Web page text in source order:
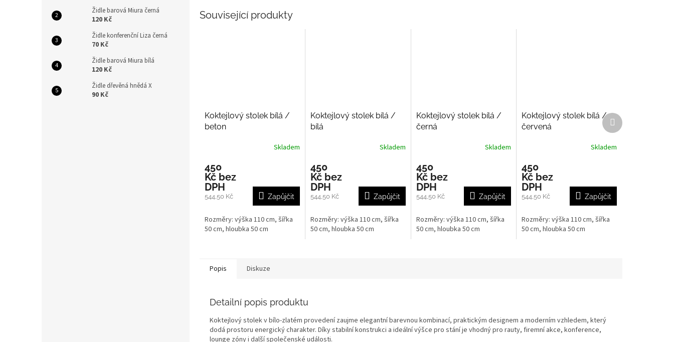
Židle barová Miura černá
120 Kč
Židle konferenční Liza černá
70 Kč
Židle barová Miura bílá
120 Kč
Židle dřevěná hnědá X
90 Kč
Související produkty
Koktejlový stolek bílá /
beton
Skladem
450
Kč bez
DPH
544,50 Kč Zapůjčit
Rozměry: výška 110 cm, šířka
50 cm, hloubka 50 cm
Koktejlový stolek bílá /
bílá
Skladem
450
Kč bez
DPH
544,50 Kč Zapůjčit
Rozměry: výška 110 cm, šířka
50 cm, hloubka 50 cm
Koktejlový stolek bílá /
černá
Skladem
450
Kč bez
DPH
544,50 Kč Zapůjčit
Rozměry: výška 110 cm, šířka
50 cm, hloubka 50 cm
Koktejlový stolek bílá /
červená
Skladem
450
Kč bez
DPH
544,50 Kč Zapůjčit
Rozměry: výška 110 cm, šířka
50 cm, hloubka 50 cm
Další
produkt
Popis Diskuze
Detailní popis produktu
Koktejlový stolek v bílo-zlatém provedení zaujme elegantní barevnou kombinací, praktickým designem a moderním vzhledem, který
dodá prostoru energický charakter. Díky stabilní konstrukci a ideální výšce pro stání je vhodný pro rauty, firemní akce, konference,
lounge zóny i další společenské události.